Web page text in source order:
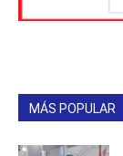
MÁS POPULAR